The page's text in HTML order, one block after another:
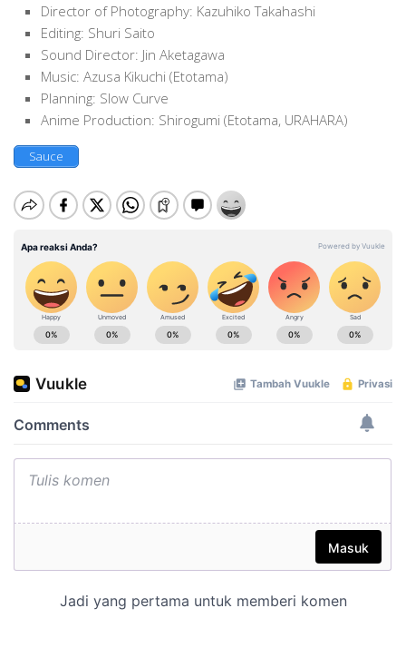
Director of Photography: Kazuhiko Takahashi
Editing: Shuri Saito
Sound Director: Jin Aketagawa
Music: Azusa Kikuchi (Etotama)
Planning: Slow Curve
Anime Production: Shirogumi (Etotama, URAHARA)
Sauce